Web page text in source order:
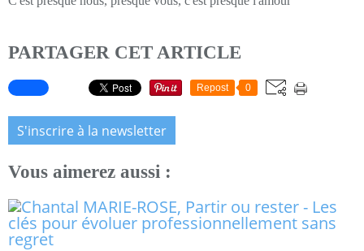
PARTAGER CET ARTICLE
Repost 0
S'inscrire à la newsletter
Vous aimerez aussi :